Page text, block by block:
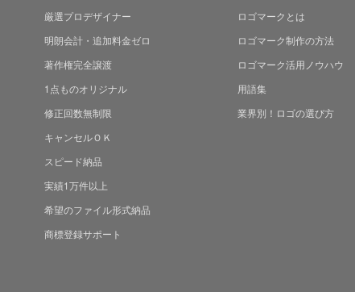
厳選プロデザイナー
明朗会計・追加料金ゼロ
著作権完全譲渡
1点ものオリジナル
修正回数無制限
キャンセルＯＫ
スピード納品
実績1万件以上
希望のファイル形式納品
商標登録サポート
ロゴマークとは
ロゴマーク制作の方法
ロゴマーク活用ノウハウ
用語集
業界別！ロゴの選び方